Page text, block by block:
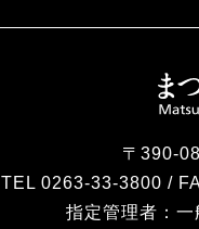
〒390-
TEL 0263-33-3800 /
指定管理者： 一